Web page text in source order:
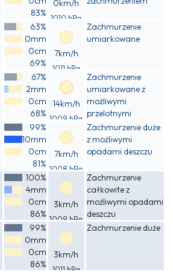
83%
0km/h
1010 hPa
63%
0mm
0cm
69%
7km/h
1011 hPa
Zachmurzenie
umiarkowane
67%
2mm
0cm
68%
14km/h
1009 hPa
Zachmurzenie
umiarkowane z
możliwymi
przelotnymi
opadami deszczu
99%
10mm
0cm
81%
7km/h
1008 hPa
Zachmurzenie duże
z możliwymi
opadami deszczu
100%
4mm
0cm
86%
3km/h
1009 hPa
Zachmurzenie
całkowite z
możliwymi opadami
deszczu
99%
0mm
0cm
86%
3km/h
1011 hPa
Zachmurzenie duże